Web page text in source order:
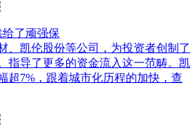
了顽强保
、凯伦股份等公司，为投资者创制了
指导了更多的资金流入这一范畴。凯
超7%，跟着城市化历程的加快，查